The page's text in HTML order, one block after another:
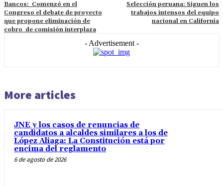
Bancos: Comenzó en el
Congreso el debate de proyecto
que propone eliminación de
cobro de comisión interplaza
Selección peruana: Siguen los
trabajos intensos del equipo
nacional en California
- Advertisement -
More articles
JNE y los casos de renuncias de
candidatos a alcaldes similares a los de
López Aliaga: La Constitución está por
encima del reglamento
6 de agosto de 2026